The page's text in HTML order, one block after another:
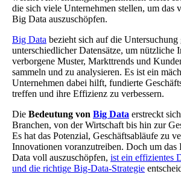
die sich viele Unternehmen stellen, um das
Big Data auszuschöpfen.
Big Data bezieht sich auf die Untersuchung
unterschiedlicher Datensätze, um nützliche
verborgene Muster, Markttrends und
sammeln und zu analysieren. Es ist ein
Unternehmen dabei hilft, fundierte
treffen und ihre Effizienz zu verbessern.
Die Bedeutung von Big Data erstreckt
Branchen, von der Wirtschaft bis hin zur
Es hat das Potenzial, Geschäftsabläufe zu
Innovationen voranzutreiben. Doch um das
Data voll auszuschöpfen, ist ein effizientes
und die richtige Big-Data-Strategie